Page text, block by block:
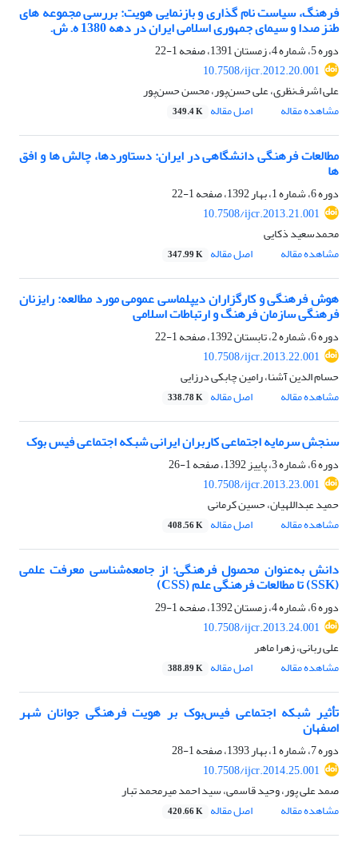
فرهنگ، سیاست نام گذاری و بازنمایی هویت: بررسی مجموعه های
طنز صدا و سیمای جمهوری اسلامی ایران در دهه 1380 ه. ش.
دوره 5، شماره 4، زمستان 1391، صفحه
1-22
10.7508/ijcr.2012.20.001
علی اشرف‌نظری، علی حسن‌پور، محسن حسن‌پور
مشاهده مقاله
اصل مقاله 349.4 K
مطالعات فرهنگی دانشگاهی در ایران: دستاوردها، چالش ها و افق
ها
دوره 6، شماره 1، بهار 1392، صفحه
1-22
10.7508/ijcr.2013.21.001
محمدسعید ذکایی
مشاهده مقاله
اصل مقاله 347.99 K
هوش فرهنگی و کارگزاران دیپلماسی عمومی مورد مطالعه: رایزنان
فرهنگی سازمان فرهنگ و ارتباطات اسلامی
دوره 6، شماره 2، تابستان 1392، صفحه
1-22
10.7508/ijcr.2013.22.001
حسام الدین آشنا، رامین چابکی درزایی
مشاهده مقاله
اصل مقاله 338.78 K
سنجش سرمایه اجتماعی کاربران ایرانی شبکه اجتماعی فیس بوک
دوره 6، شماره 3، پاییز 1392، صفحه
1-26
10.7508/ijcr.2013.23.001
حمید عبداللهیان، حسین کرمانی
مشاهده مقاله
اصل مقاله 408.56 K
دانش به‌عنوان محصول فرهنگی: از جامعه‌شناسی معرفت علمی
(SSK) تا مطالعات فرهنگی علم (CSS)
دوره 6، شماره 4، زمستان 1392، صفحه
1-29
10.7508/ijcr.2013.24.001
علی ربانی، زهرا ماهر
مشاهده مقاله
اصل مقاله 388.89 K
تأثیر شبکه اجتماعی فیس‌بوک بر هویت فرهنگی جوانان شهر
اصفهان
دوره 7، شماره 1، بهار 1393، صفحه
1-28
10.7508/ijcr.2014.25.001
صمد علی پور، وحید قاسمی، سید احمد میرمحمد تبار
مشاهده مقاله
اصل مقاله 420.66 K